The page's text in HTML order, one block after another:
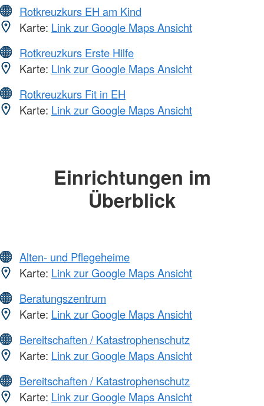
Rotkreuzkurs EH am Kind
Karte: Link zur Google Maps Ansicht
Rotkreuzkurs Erste Hilfe
Karte: Link zur Google Maps Ansicht
Rotkreuzkurs Fit in EH
Karte: Link zur Google Maps Ansicht
Einrichtungen im
Überblick
Alten- und Pflegeheime
Karte: Link zur Google Maps Ansicht
Beratungszentrum
Karte: Link zur Google Maps Ansicht
Bereitschaften / Katastrophenschutz
Karte: Link zur Google Maps Ansicht
Bereitschaften / Katastrophenschutz
Karte: Link zur Google Maps Ansicht